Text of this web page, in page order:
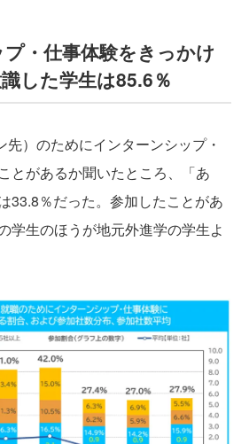
・仕事体験をきっかけ
した学生は85.6％
）のためにインターンシップ・
とがあるか聞いたところ、「あ
33.8％だった。参加したことがあ
学生のほうが地元外進学の学生よ